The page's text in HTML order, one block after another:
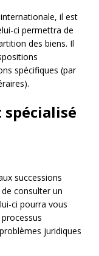
il est
ci permettra de
des biens. Il
spécifiques (par
spécialisé
successions
consulter un
ci pourra vous
juridiques